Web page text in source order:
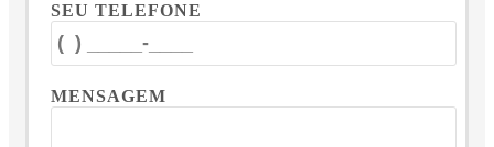
SEU TELEFONE
MENSAGEM